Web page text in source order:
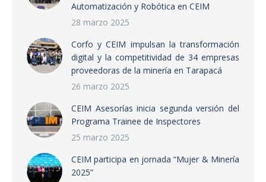
Automatización y Robótica en CEIM
28 marzo 2025
Corfo y CEIM impulsan la transformación
digital y la competitividad de 34 empresas
proveedoras de la minería en Tarapacá
26 marzo 2025
CEIM Asesorías inicia segunda versión del
Programa Trainee de Inspectores
25 marzo 2025
CEIM participa en jornada “Mujer & Minería
2025”